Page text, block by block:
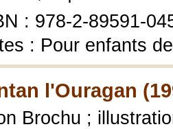
: 978-2-89591-
: Pour enfants
l'Ouragan
Brochu ;